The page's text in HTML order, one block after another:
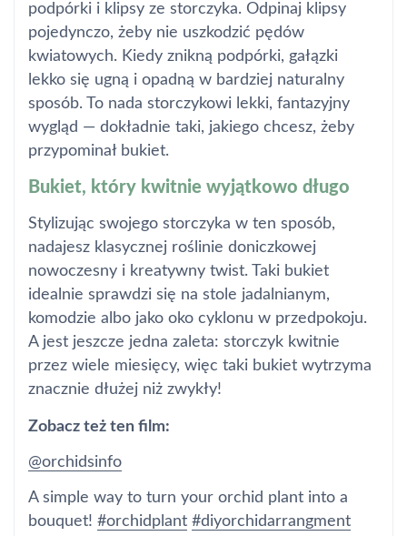
podpórki i klipsy ze storczyka. Odpinaj klipsy
pojedynczo, żeby nie uszkodzić pędów
kwiatowych. Kiedy znikną podpórki, gałązki
lekko się ugną i opadną w bardziej naturalny
sposób. To nada storczykowi lekki, fantazyjny
wygląd — dokładnie taki, jakiego chcesz, żeby
przypominał bukiet.
Bukiet, który kwitnie wyjątkowo długo
Stylizując swojego storczyka w ten sposób,
nadajesz klasycznej roślinie doniczkowej
nowoczesny i kreatywny twist. Taki bukiet
idealnie sprawdzi się na stole jadalnianym,
komodzie albo jako oko cyklonu w przedpokoju.
A jest jeszcze jedna zaleta: storczyk kwitnie
przez wiele miesięcy, więc taki bukiet wytrzyma
znacznie dłużej niż zwykły!
Zobacz też ten film:
@orchidsinfo
A simple way to turn your orchid plant into a
bouquet! #orchidplant #diyorchidarrangment